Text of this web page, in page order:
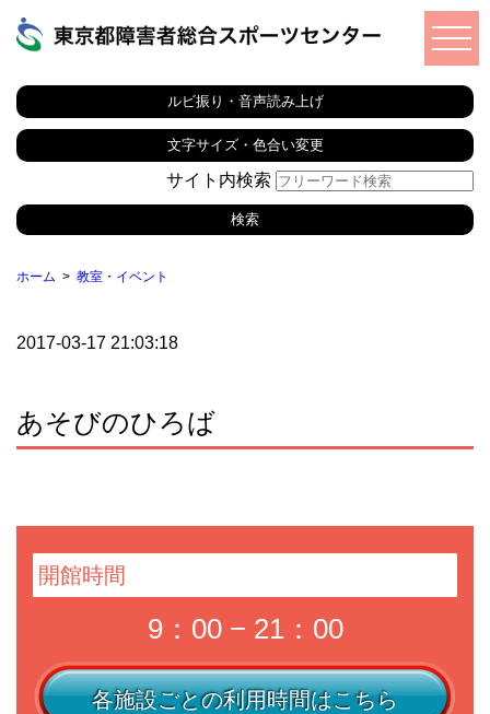
ルビ振り・音声読み上げ
文字サイズ・色合い変更
サイト内検索
ホーム 教室・イベント
2017-03-17 21:03:18
あそびのひろば
開館時間
9：00 − 21：00
各施設ごとの利用時間はこちら